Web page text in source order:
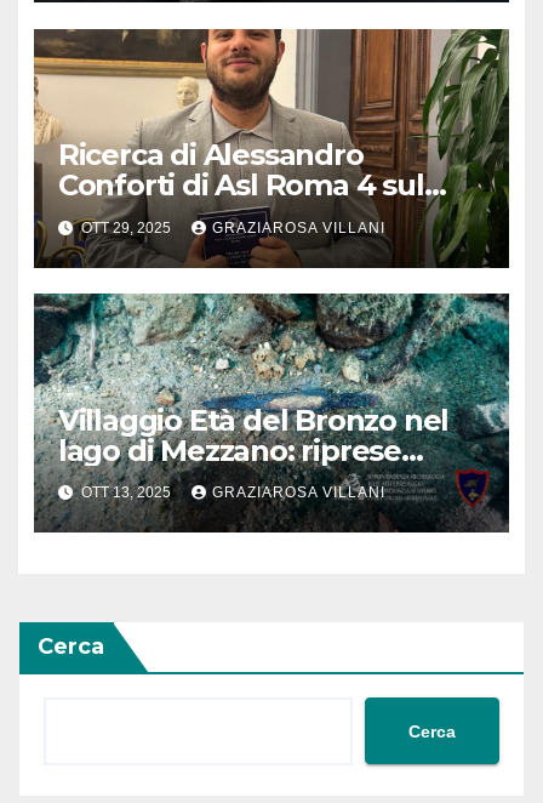
Ricerca di Alessandro
Conforti di Asl Roma 4 sul
Journal of Clinical Medicine
OTT 29, 2025 GRAZIAROSA VILLANI
Villaggio Età del Bronzo nel
lago di Mezzano: riprese
ricerche archeologiche
subacquee
OTT 13, 2025 GRAZIAROSA VILLANI
Cerca
Cerca